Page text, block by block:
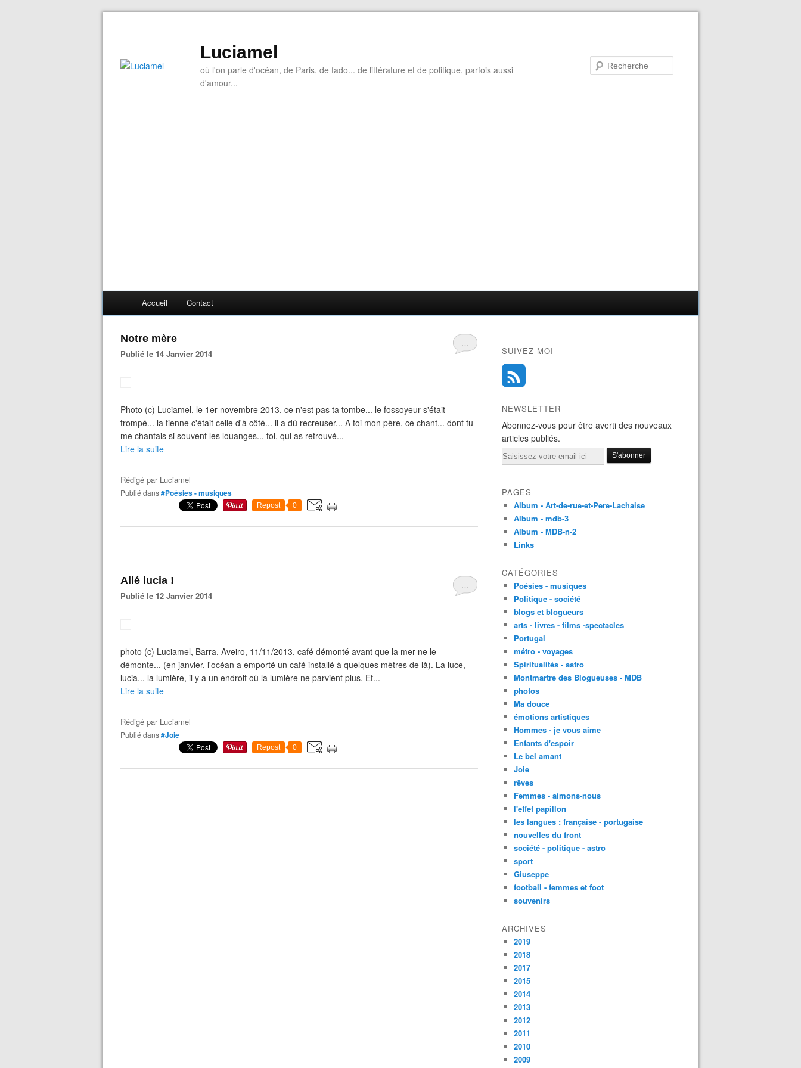
Luciamel
où l'on parle d'océan, de Paris, de fado... de littérature et de politique, parfois aussi
d'amour...
Accueil Contact
…
Notre mère
Publié le 14 Janvier 2014
Photo (c) Luciamel, le 1er novembre 2013, ce n'est pas ta tombe... le fossoyeur s'était
trompé... la tienne c'était celle d'à côté... il a dû recreuser... A toi mon père, ce chant... dont tu
me chantais si souvent les louanges... toi, qui as retrouvé...
Lire la suite
Rédigé par Luciamel
Publié dans#Poésies - musiques
Repost 0
…
Allé lucia !
Publié le 12 Janvier 2014
photo (c) Luciamel, Barra, Aveiro, 11/11/2013, café démonté avant que la mer ne le
démonte... (en janvier, l'océan a emporté un café installé à quelques mètres de là). La luce,
lucia... la lumière, il y a un endroit où la lumière ne parvient plus. Et...
Lire la suite
Rédigé par Luciamel
Publié dans#Joie
Repost 0
SUIVEZ-MOI
NEWSLETTER
Abonnez-vous pour être averti des nouveaux
articles publiés.
Email
PAGES
Album - Art-de-rue-et-Pere-Lachaise
Album - mdb-3
Album - MDB-n-2
Links
CATÉGORIES
Poésies - musiques
Politique - société
blogs et blogueurs
arts - livres - films -spectacles
Portugal
métro - voyages
Spiritualités - astro
Montmartre des Blogueuses - MDB
photos
Ma douce
émotions artistiques
Hommes - je vous aime
Enfants d'espoir
Le bel amant
Joie
rêves
Femmes - aimons-nous
l'effet papillon
les langues : française - portugaise
nouvelles du front
société - politique - astro
sport
Giuseppe
football - femmes et foot
souvenirs
ARCHIVES
2019
2018
2017
2015
2014
2013
2012
2011
2010
2009